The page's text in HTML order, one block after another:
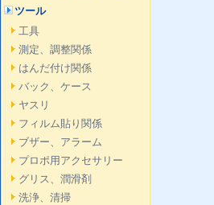
ツール
工具
測定、調整関係
はんだ付け関係
バック、ケース
ヤスリ
フィルム貼り関係
ブザー、アラーム
プロポ用アクセサリー
グリス、潤滑剤
洗浄、清掃